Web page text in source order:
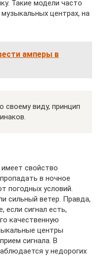
Такие модели часто
центрах, на
амперы в
своему виду, принцип
свойство
в ночное
погодных условий.
сильный ветер. Правда,
если сигнал есть,
качественную
центры
сигнала. В
у недорогих